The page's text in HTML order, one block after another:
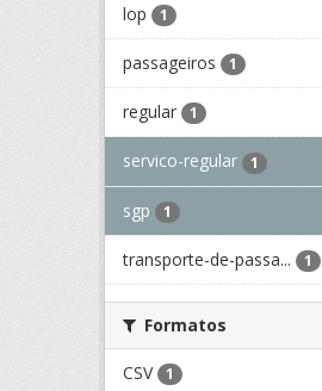
lop 1
passageiros 1
regular 1
servico-regular 1
sgp 1
transporte-de-passa... 1
Formatos
CSV 1